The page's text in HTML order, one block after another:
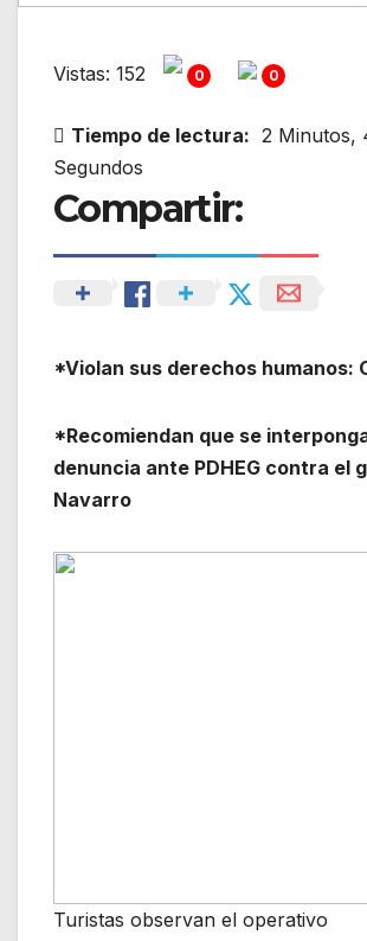
Vistas: 152 0 0
Tiempo de lectura: 2 Minutos,
Segundos
Compartir:
*Violan sus derechos humanos:
*Recomiendan que se
denuncia ante PDHEG contra el
Navarro
Turistas observan el operativo